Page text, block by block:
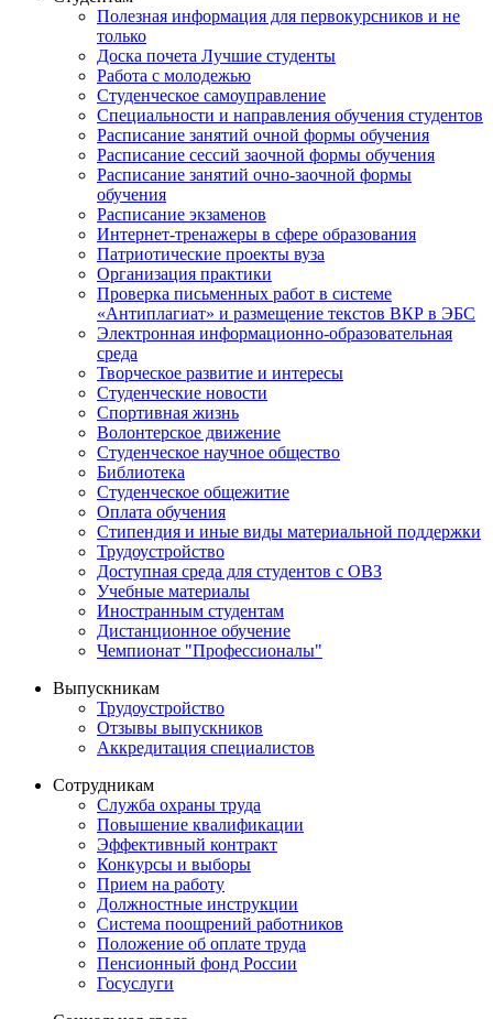
Полезная информация для первокурсников и не
только
Доска почета Лучшие студенты
Работа с молодежью
Студенческое самоуправление
Специальности и направления обучения студентов
Расписание занятий очной формы обучения
Расписание сессий заочной формы обучения
Расписание занятий очно-заочной формы
обучения
Расписание экзаменов
Интернет-тренажеры в сфере образования
Патриотические проекты вуза
Организация практики
Проверка письменных работ в системе
«Антиплагиат» и размещение текстов ВКР в ЭБС
Электронная информационно-образовательная
среда
Творческое развитие и интересы
Студенческие новости
Спортивная жизнь
Волонтерское движение
Студенческое научное общество
Библиотека
Студенческое общежитие
Оплата обучения
Стипендия и иные виды материальной поддержки
Трудоустройство
Доступная среда для студентов с ОВЗ
Учебные материалы
Иностранным студентам
Дистанционное обучение
Чемпионат "Профессионалы"
Выпускникам
Трудоустройство
Отзывы выпускников
Аккредитация специалистов
Сотрудникам
Служба охраны труда
Повышение квалификации
Эффективный контракт
Конкурсы и выборы
Прием на работу
Должностные инструкции
Система поощрений работников
Положение об оплате труда
Пенсионный фонд России
Госуслуги